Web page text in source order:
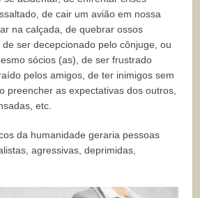
de cair um avião em nossa
na calçada, de quebrar ossos
ser decepcionado pelo cônjuge, ou
sócios (as), de ser frustrado
pelos amigos, de ter inimigos sem
preencher as expectativas dos outros,
etc.
da humanidade geraria pessoas
agressivas, deprimidas,